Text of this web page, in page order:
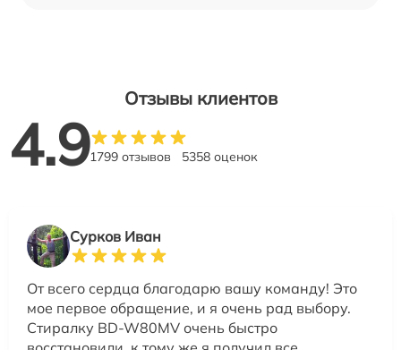
Отзывы клиентов
4.91799 отзывов 5358 оценок
Сурков Иван
От всего сердца благодарю вашу команду! Это
мое первое обращение, и я очень рад выбору.
Стиралку BD-W80MV очень быстро